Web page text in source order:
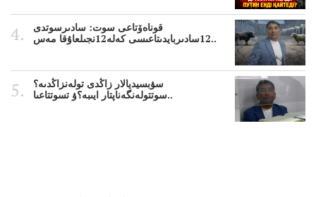
قوناەۆتاعى سوت: سادىرسوتدى
12سادىربايدىتاعىسى كەلە12نجىلعاۇقا مەس..
سۋبسيديالار زاڭدى تولەنزاڭدىە؟
سوتتولەنگەناپتار ايىبە؟ۋ تسوتتاعىا..